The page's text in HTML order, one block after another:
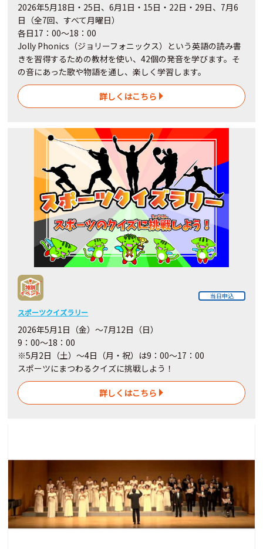
2026年5月18日・25日、6月1日・15日・22日・29日、7月6
日（全7回、すべて月曜日）
各日17：00～18：00
Jolly Phonics（ジョリーフォニックス）という英語の読み書
きを習得するための教材を使い、42個の発音を学びます。そ
の音にあった歌や物語を通し、楽しく学習します。
詳しくはこちら
当日申込
スポーツクイズラリー
2026年5月1日（金）～7月12日（日）
9：00～18：00
※5月2日（土）～4日 （月・祝） は9：00～17：00
スポーツにまつわるクイズに挑戦しよう！
詳しくはこちら